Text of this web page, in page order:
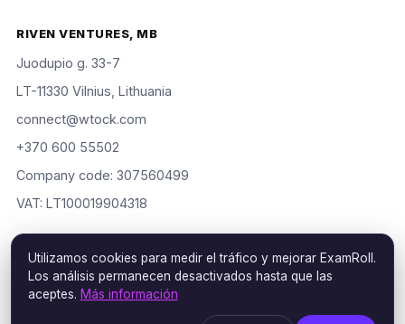
RIVEN VENTURES, MB
Juodupio g. 33-7
LT-11330 Vilnius, Lithuania
connect@wtock.com
+370 600 55502
Company code: 307560499
VAT: LT100019904318
© 2016–2026 Riven Ventures, MB. Todos los derechos
reservados. ExamRoll is an independent study aid, not affiliated
with or endorsed by the certification vendors named; rights
Utilizamos cookies para medir el tráfico y mejorar ExamRoll.
Los análisis permanecen desactivados hasta que las
aceptes. Más información